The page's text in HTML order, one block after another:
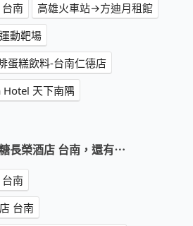
南
高雄火車站→方迪月租館
動靶場
蛋糕飲料-台南仁德店
天下南隅
長榮酒店 台南，還有⋯
南
台南